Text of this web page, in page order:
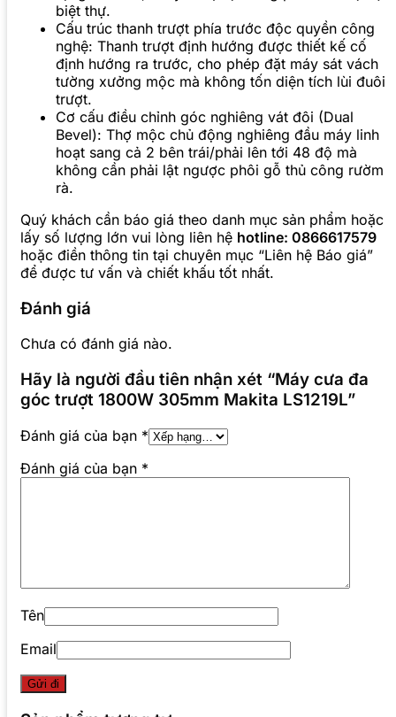
biệt thự.
Cấu trúc thanh trượt phía trước độc quyền công
nghệ: Thanh trượt định hướng được thiết kế cố
định hướng ra trước, cho phép đặt máy sát vách
tường xưởng mộc mà không tốn diện tích lùi đuôi
trượt.
Cơ cấu điều chỉnh góc nghiêng vát đôi (Dual
Bevel): Thợ mộc chủ động nghiêng đầu máy linh
hoạt sang cả 2 bên trái/phải lên tới 48 độ mà
không cần phải lật ngược phôi gỗ thủ công rườm
rà.
Quý khách cần báo giá theo danh mục sản phẩm hoặc
lấy số lượng lớn vui lòng liên hệ hotline: 0866617579
hoặc điền thông tin tại chuyên mục “Liên hệ Báo giá”
để được tư vấn và chiết khấu tốt nhất.
Đánh giá
Chưa có đánh giá nào.
Hãy là người đầu tiên nhận xét “Máy cưa đa
góc trượt 1800W 305mm Makita LS1219L”
Đánh giá của bạn *
Đánh giá của bạn *
Tên
Email